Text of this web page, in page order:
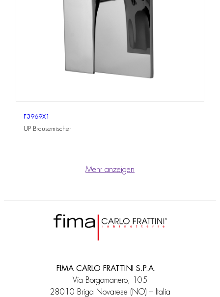
F3969X1
UP Brausemischer
Mehr anzeigen
FIMA CARLO FRATTINI S.P.A.
Via Borgomanero, 105
28010 Briga Novarese (NO) – Italia